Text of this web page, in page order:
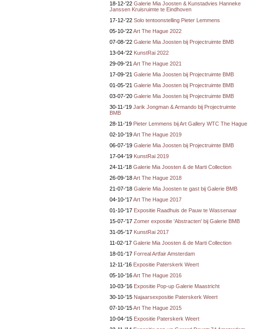
18-12-'22 Galerie Mia Joosten & Kunstadvies Hanneke
Janssen Kruisruimte te Eindhoven
17-12-'22 Solo tentoonstelling Pieter Lemmens
05-10-'22Art The Hague 2022
07-08-'22 Galerie Mia Joosten bij Projectruimte BMB
13-04-'22 KunstRai 2022
29-09-'21 Art The Hague 2021
17-09-'21 Galerie Mia Joosten bij Projectruimte BMB
01-05-'21 Galerie Mia Joosten bij Projectruimte BMB
03-07-'20 Galerie Mia Joosten bij Projectruimte BMB
30-11-'19 Jarik Jongman & Armando bij Projectruimte
BMB
28-11-'19 Pieter Lemmens bij Art Gallery WTC The Hague
02-10-'19Art The Hague 2019
06-07-'19 Galerie Mia Joosten bij Projectruimte BMB
17-04-'19 KunstRai 2019
24-11-'18 Galerie Mia Joosten & de Marti Collection
26-09-'18Art The Hague 2018
21-07-'18 Galerie Mia Joosten te gast bij Galerie BMB
04-10-'17Art The Hague 2017
01-10-'17 Expositie Raadhuis de Pauw te Wassenaar
15-07-'17 Zomer expositie 'Abstracten' bij Galerie BMB
31-05-'17 KunstRai 2017
11-02-'17 Galerie Mia Joosten & de Marti Collection
18-01-'17 Forreal Artfair Amsterdam
12-11-'16 Expositie Paterskerk Weert
05-10-'16Art The Hague 2016
10-03-'16 Expositie Pop-up Galerie Maastricht
30-10-'15 Najaarsexpositie Paterskerk Weert
07-10-'15Art The Hague 2015
10-04-'15 Expositie Paterskerk Weert